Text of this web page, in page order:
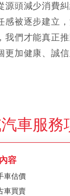
源頭減少消費糾
感被逐步建立
我們才能真正
更加健康、誠
車服務
容
車估價
車買賣